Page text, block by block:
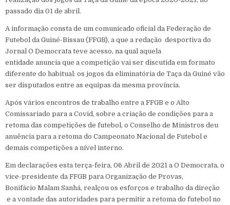
passado dia 01 de abril.
A informação consta de um comunicado oficial da Federação de
Futebol da Guiné-Bissau (FFGB), a que a redação desportiva do
Jornal O Democrata teve acesso, na qual aquela
entidade anuncia que a competição vai ser discutida em formato
diferente do habitual: os jogos da eliminatória de Taça da Guiné vão
ser disputados entre as equipas da mesma província.
Após vários encontros de trabalho entre a FFGB e o Alto
Comissariado para a Covid, sobre a criação de condições para a
retoma das competições de futebol, o Conselho de Ministros deu
anuência para a retoma do Campeonato Nacional de Futebol e
demais competições a nível interno.
Em declarações esta terça-feira, 06 Abril de 2021 a O Democrata, o
vice-presidente da FFGB para Organização de Provas,
Bonifácio Malam Sanhá, realçou os esforços e trabalho da direção
e a vontade das autoridades para permitir a retoma do futebol no